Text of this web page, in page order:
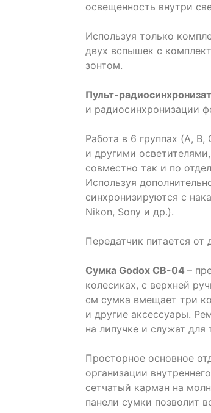
освещенность внутри
Используя только
двух вспышек с
зонтом.
Пульт-
и радиосинхронизации
Работа в 6 группах (A,
и другими
совместно так и по
Используя
синхронизируются с
Nikon, Sony и др.).
Передатчик питается
Сумка Godox CB-04 –
колесиках, с верхней
см сумка вмещает три
и другие аксессуары.
на липучке и служат для
Просторное основное
организации
сетчатый карман на
панели сумки позволит